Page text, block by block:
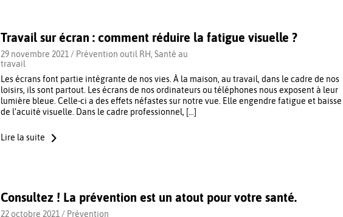
Travail sur écran : comment réduire la fatigue visuelle ?
29 novembre 2021 / Prévention outil RH, Santé au
travail
Les écrans font partie intégrante de nos vies. À la maison, au travail, dans le cadre de nos
loisirs, ils sont partout. Les écrans de nos ordinateurs ou téléphones nous exposent à leur
lumière bleue. Celle-ci a des effets néfastes sur notre vue. Elle engendre fatigue et baisse
de l’acuité visuelle. Dans le cadre professionnel, […]
Lire la suite
Consultez ! La prévention est un atout pour votre santé.
22 octobre 2021 / Prévention